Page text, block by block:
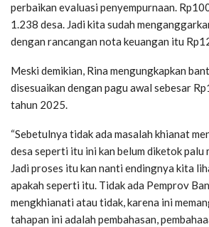
perbaikan evaluasi penyempurnaan.
1.238 desa. Jadi kita sudah
dengan rancangan nota keuangan itu
Meski demikian, Rina mengungkapkan
disesuaikan dengan pagu awal sebesar
tahun 2025.
“Sebetulnya tidak ada masalah khianat
desa seperti itu ini kan belum diketok palu
Jadi proses itu kan nanti endingnya kita
apakah seperti itu. Tidak ada Pemprov
mengkhianati atau tidak, karena ini
tahapan ini adalah pembahasan,